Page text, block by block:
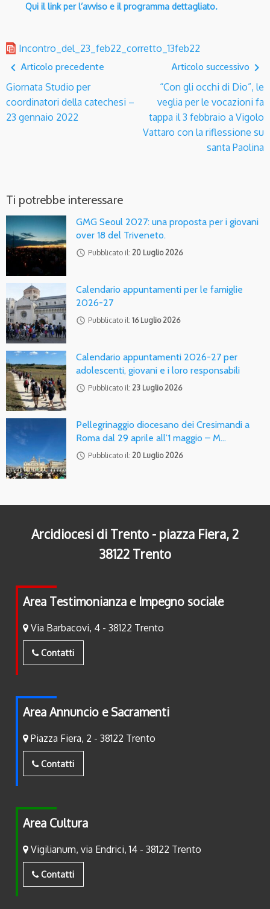
Qui il link per l’avviso e il programma dettagliato.
Incontro_del_23_feb22_corretto_13feb22
navigate_before Articolo precedente
Giornata Studio per
coordinatori della catechesi –
23 gennaio 2022
Articolo successivo navigate_next
“Con gli occhi di Dio”, le
veglia per le vocazioni fa
tappa il 3 febbraio a Vigolo
Vattaro con la riflessione su
santa Paolina
Ti potrebbe interessare
GMG Seoul 2027: una proposta per i giovani
over 18 del Triveneto.
access_time Pubblicato il: 20 Luglio 2026
Calendario appuntamenti per le famiglie
2026-27
access_time Pubblicato il: 16 Luglio 2026
Calendario appuntamenti 2026-27 per
adolescenti, giovani e i loro responsabili
access_time Pubblicato il: 23 Luglio 2026
Pellegrinaggio diocesano dei Cresimandi a
Roma dal 29 aprile all’1 maggio – M…
access_time Pubblicato il: 20 Luglio 2026
Arcidiocesi di Trento - piazza Fiera, 2
38122 Trento
Area Testimonianza e Impegno sociale
Via Barbacovi, 4 - 38122 Trento
Contatti
Area Annuncio e Sacramenti
Piazza Fiera, 2 - 38122 Trento
Contatti
Area Cultura
Vigilianum, via Endrici, 14 - 38122 Trento
Contatti